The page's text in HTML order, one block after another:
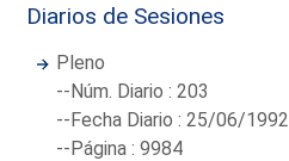
Diarios de Sesiones
Pleno
--Núm. Diario : 203
--Fecha Diario : 25/06/1992
--Página : 9984